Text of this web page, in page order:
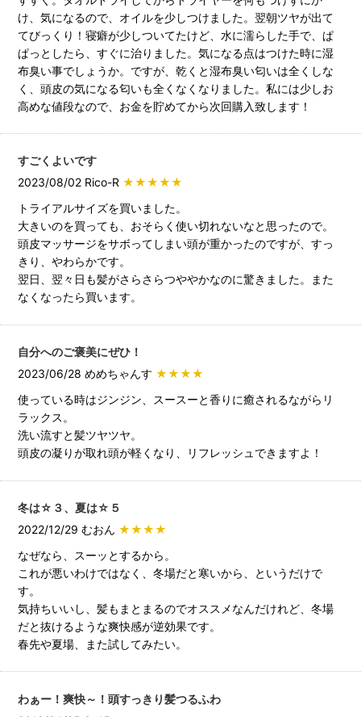
け、気になるので、オイルを少しつけました。翌朝ツヤが出て
てびっくり！寝癖が少しついてたけど、水に濡らした手で、ぱ
ぱっとしたら、すぐに治りました。気になる点はつけた時に湿
布臭い事でしょうか。ですが、乾くと湿布臭い匂いは全くしな
く、頭皮の気になる匂いも全くなくなりました。私には少しお
高めな値段なので、お金を貯めてから次回購入致します！
すごくよいです
2023/08/02 Rico-R ★★★★★
トライアルサイズを買いました。
大きいのを買っても、おそらく使い切れないなと思ったので。
頭皮マッサージをサボってしまい頭が重かったのですが、すっ
きり、やわらかです。
翌日、翌々日も髪がさらさらつややかなのに驚きました。また
なくなったら買います。
自分へのご褒美にぜひ！
2023/06/28 めめちゃんす ★★★★
使っている時はジンジン、スースーと香りに癒されるながらリ
ラックス。
洗い流すと髪ツヤツヤ。
頭皮の凝りが取れ頭が軽くなり、リフレッシュできますよ！
冬は☆３、夏は☆５
2022/12/29 むおん ★★★★
なぜなら、スーッとするから。
これが悪いわけではなく、冬場だと寒いから、というだけで
す。
気持ちいいし、髪もまとまるのでオススメなんだけれど、冬場
だと抜けるような爽快感が逆効果です。
春先や夏場、また試してみたい。
わぁー！爽快～！頭すっきり髪つるふわ